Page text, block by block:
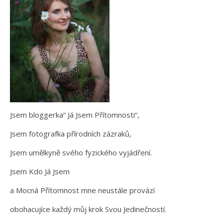
Jsem bloggerka“ Já Jsem Přítomnosti“,
Jsem fotografka přírodních zázraků,
Jsem umělkyně svého fyzického vyjádření.
Jsem Kdo Já Jsem
a Mocná Přítomnost mne neustále provází
obohacujíce každý můj krok Svou Jedinečností.